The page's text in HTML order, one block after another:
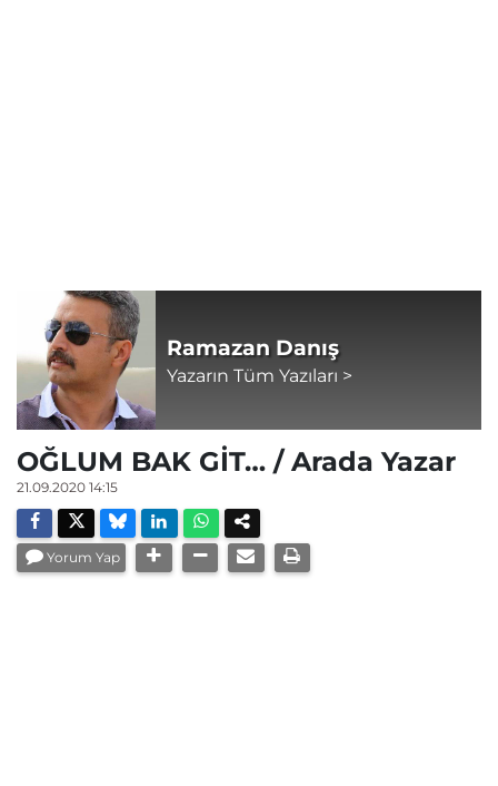
Ramazan Danış
Yazarın Tüm Yazıları >
OĞLUM BAK GİT… / Arada Yazar
21.09.2020 14:15
Yorum Yap